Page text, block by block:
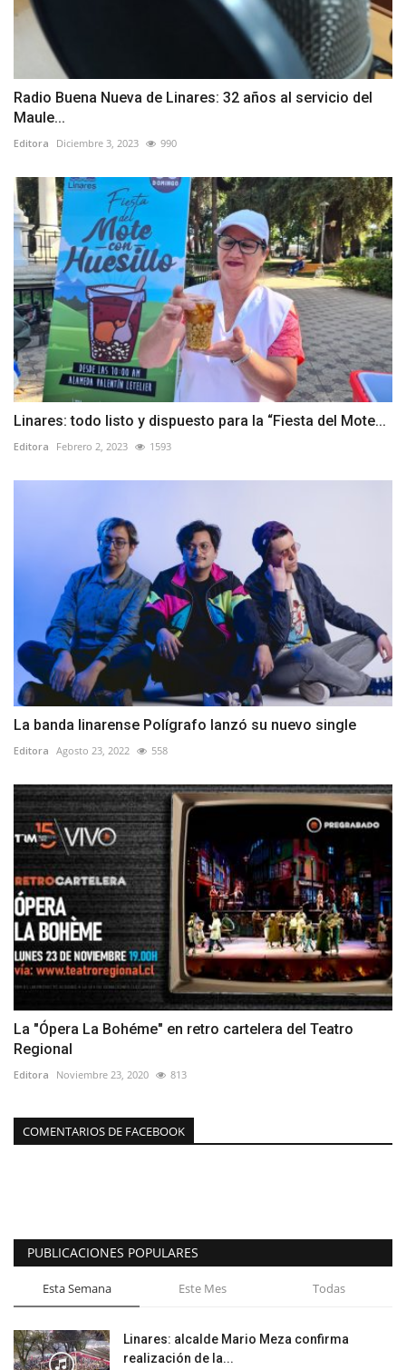
Radio Buena Nueva de Linares: 32 años al servicio del
Maule...
Editora Diciembre 3, 2023 990
Linares: todo listo y dispuesto para la “Fiesta del Mote...
Editora Febrero 2, 2023 1593
La banda linarense Polígrafo lanzó su nuevo single
Editora Agosto 23, 2022 558
La "Ópera La Bohéme" en retro cartelera del Teatro
Regional
Editora Noviembre 23, 2020 813
COMENTARIOS DE FACEBOOK
PUBLICACIONES POPULARES
Esta Semana Este Mes Todas
Linares: alcalde Mario Meza confirma
realización de la...